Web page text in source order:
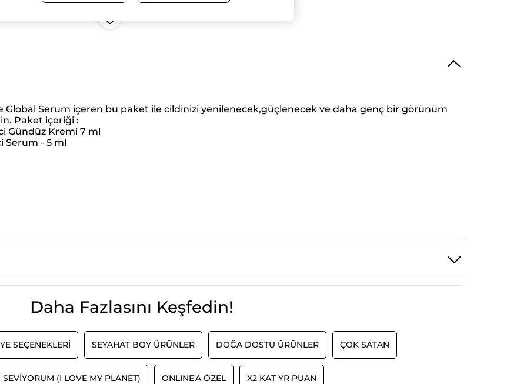
Global Serum içeren bu paket ile cildinizi yenilenecek,güçlenecek ve daha genç bir görünüm
Paket içeriği :
Gündüz Kremi 7 ml
Serum - 5 ml
Daha Fazlasını Keşfedin!
SEÇENEKLERİ SEYAHAT BOY ÜRÜNLER DOĞA DOSTU ÜRÜNLER ÇOK SATAN
SEVIYORUM (I LOVE MY PLANET) ONLINE'A ÖZEL X2 KAT YR PUAN